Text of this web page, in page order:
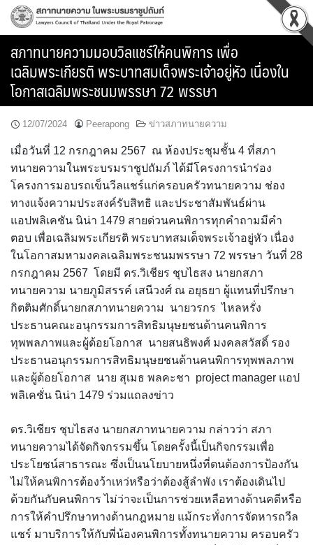
Skip
สภาทนายความมอบวิลแชร์ให้คนพิการ เพื่อ
เฉลิมพระเกียรติ พระบาทสมเด็จพระเจ้าอยู่หัว เนื่องใน
โอกาสเฉลิมพระชนมพรรษา 72 พรรษา
12/07/2024 Peerapong ข่าวสภาทนายความ
เมื่อวันที่ 12 กรกฎาคม 2567 ณ ห้องประชุมชั้น 4 ที่สภา
ทนายความในพระบรมราชูปถัมภ์ ได้มีโครงการนำร่อง
โครงการมอบรถเข็นวีลแชร์แก่ครอบครัวทนายความ ช่อง
ทางแจ้งความประสงค์รับสิทธิ และประชาสัมพันธ์ผ่าน
แอปพลิเคชัน นิน่า 1479 สายด่วนคนพิการทุกคำถามมีคำ
ตอบ เพื่อเฉลิมพระเกียรติ พระบาทสมเด็จพระเจ้าอยู่หัว เนื่อง
ในโอกาสมหามงคลเฉลิมพระชนมพรรษา 72 พรรษา วันที่ 28
กรกฎาคม 2567 โดยมี ดร.วิเชียร ชุบไธสง นายกสภา
ทนายความ นายภูมิสรรค์ เสนีวงศ์ ณ อยุธยา ผู้แทนที่ปรึกษา
กิตติมศักดิ์นายกสภาทนายความ นายวรกร ไหลหรั่ง
ประธานคณะอนุกรรมการสิทธิมนุษยชนด้านคนพิการ
ทุพพลภาพและผู้ด้อยโอกาส นายสนธิพงศ์ มงคลสวัสดิ์ รอง
ประธานอนุกรรมการสิทธิมนุษยชนด้านคนพิการทุพพลภาพ
และผู้ด้อยโอกาส นาย สุเมธ พลคะชา project manager แอป
พลิเคชั่น นิน่า 1479 ร่วมแถลงข่าว
ดร.วิเชียร ชุบไธสง นายกสภาทนายความ กล่าวว่า สภา
ทนายความได้จัดกิจกรรมขึ้น โดยครั้งนี้เป็นกิจกรรมเพื่อ
ประโยชน์สาธารณะ ซึ่งเป็นนโยบายหนึ่งที่ตนต้องการป้องกัน
ไม่ให้คนพิการต้องว้าเหว่หรือว่าต้องสู้ลำพัง เราต้องเดินไป
ด้วยกันกับคนพิการ ไม่ว่าจะเป็นการช่วยเหลือทางด้านคดีหรือ
การให้คําปรึกษาทางด้านกฎหมาย แม้กระทั่งการจัดหารถวีล
แชร์ มาบริการให้กับพี่น้องคนพิการทั้งทนายความ ครอบครัว